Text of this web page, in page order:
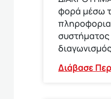
φορά μέσω
συστήματος
διαγωνισμός
Διάβασε